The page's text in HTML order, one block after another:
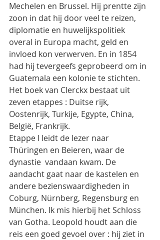
Mechelen en Brussel. Hij prentte zijn
zoon in dat hij door veel te reizen,
diplomatie en huwelijkspolitiek
overal in Europa macht, geld en
invloed kon verwerven. En in 1854
had hij tevergeefs geprobeerd om in
Guatemala een kolonie te stichten.
Het boek van Clerckx bestaat uit
zeven etappes : Duitse rijk,
Oostenrijk, Turkije, Egypte, China,
België, Frankrijk.
Etappe I leidt de lezer naar
Thüringen en Beieren, waar de
dynastie  vandaan kwam. De
aandacht gaat naar de kastelen en
andere bezienswaardigheden in
Coburg, Nürnberg, Regensburg en
München. Ik mis hierbij het Schloss
van Gotha. Leopold houdt aan die
reis een goed gevoel over : hij ziet in